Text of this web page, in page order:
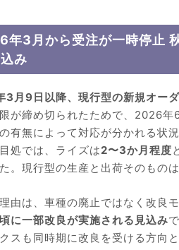
年3月から受注が一時停止
み
3月9日以降、現行型の新規オー
が締め切られたためで、2026
有無によって対応が分かれる状
処では、ライズは2〜3か月程度
。現行型の生産と出荷そのもの
由は、車種の廃止ではなく改良
に一部改良が実施される見込み
スも同時期に改良を受ける方向と